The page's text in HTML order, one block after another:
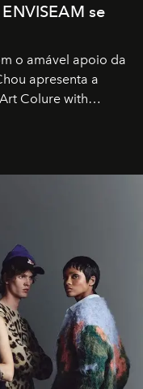
se
o amável apoio da
apresenta a
Colure with